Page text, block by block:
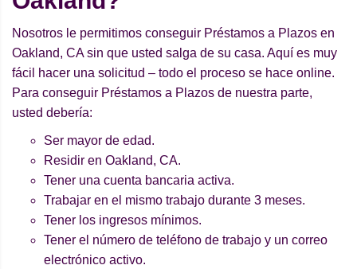
Nosotros le permitimos conseguir Préstamos a Plazos en
Oakland, CA sin que usted salga de su casa. Aquí es muy
fácil hacer una solicitud – todo el proceso se hace online.
Para conseguir Préstamos a Plazos de nuestra parte,
usted debería:
Ser mayor de edad.
Residir en Oakland, CA.
Tener una cuenta bancaria activa.
Trabajar en el mismo trabajo durante 3 meses.
Tener los ingresos mínimos.
Tener el número de teléfono de trabajo y un correo
electrónico activo.